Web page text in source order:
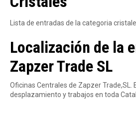
Lista de entradas de la categoria
Localización de la
Zapzer Trade SL
Oficinas Centrales de Zapzer Trade,SL.
desplazamiento y trabajos en toda